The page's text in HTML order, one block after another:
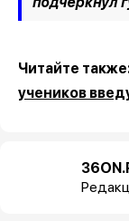
Читайте
учеников